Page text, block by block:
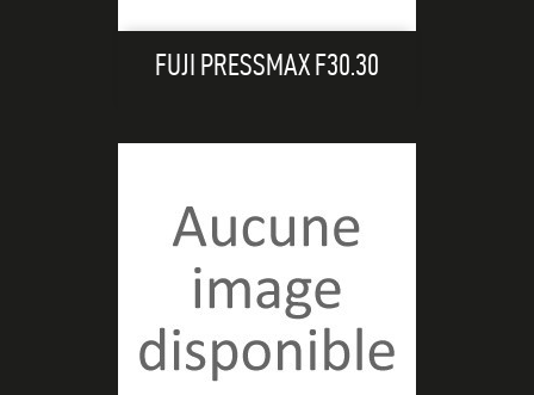
FUJI PRESSMAX F30.30